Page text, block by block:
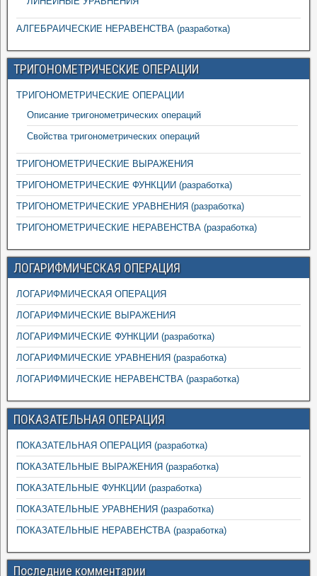
АЛГЕБРАИЧЕСКИЕ НЕРАВЕНСТВА (разработка)
ТРИГОНОМЕТРИЧЕСКИЕ ОПЕРАЦИИ
ТРИГОНОМЕТРИЧЕСКИЕ ОПЕРАЦИИ
Описание тригонометрических операций
Свойства тригонометрических операций
ТРИГОНОМЕТРИЧЕСКИЕ ВЫРАЖЕНИЯ
ТРИГОНОМЕТРИЧЕСКИЕ ФУНКЦИИ (разработка)
ТРИГОНОМЕТРИЧЕСКИЕ УРАВНЕНИЯ (разработка)
ТРИГОНОМЕТРИЧЕСКИЕ НЕРАВЕНСТВА (разработка)
ЛОГАРИФМИЧЕСКАЯ ОПЕРАЦИЯ
ЛОГАРИФМИЧЕСКАЯ ОПЕРАЦИЯ
ЛОГАРИФМИЧЕСКИЕ ВЫРАЖЕНИЯ
ЛОГАРИФМИЧЕСКИЕ ФУНКЦИИ (разработка)
ЛОГАРИФМИЧЕСКИЕ УРАВНЕНИЯ (разработка)
ЛОГАРИФМИЧЕСКИЕ НЕРАВЕНСТВА (разработка)
ПОКАЗАТЕЛЬНАЯ ОПЕРАЦИЯ
ПОКАЗАТЕЛЬНАЯ ОПЕРАЦИЯ (разработка)
ПОКАЗАТЕЛЬНЫЕ ВЫРАЖЕНИЯ (разработка)
ПОКАЗАТЕЛЬНЫЕ ФУНКЦИИ (разработка)
ПОКАЗАТЕЛЬНЫЕ УРАВНЕНИЯ (разработка)
ПОКАЗАТЕЛЬНЫЕ НЕРАВЕНСТВА (разработка)
Последние комментарии